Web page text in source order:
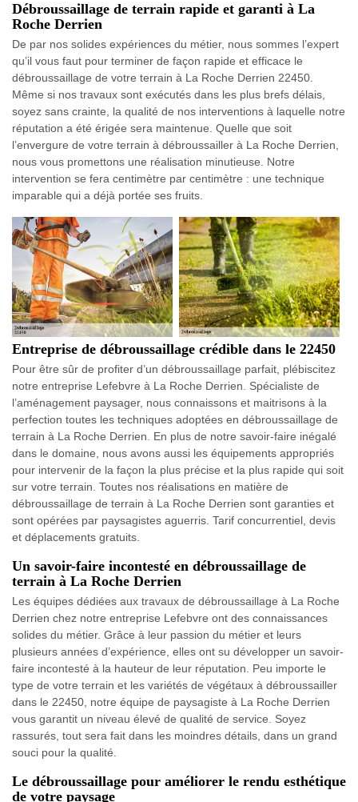
Débroussaillage de terrain rapide et garanti à La
Roche Derrien
De par nos solides expériences du métier, nous sommes l’expert
qu’il vous faut pour terminer de façon rapide et efficace le
débroussaillage de votre terrain à La Roche Derrien 22450.
Même si nos travaux sont exécutés dans les plus brefs délais,
soyez sans crainte, la qualité de nos interventions à laquelle notre
réputation a été érigée sera maintenue. Quelle que soit
l’envergure de votre terrain à débroussailler à La Roche Derrien,
nous vous promettons une réalisation minutieuse. Notre
intervention se fera centimètre par centimètre : une technique
imparable qui a déjà portée ses fruits.
Entreprise de débroussaillage crédible dans le 22450
Pour être sûr de profiter d’un débroussaillage parfait, plébiscitez
notre entreprise Lefebvre à La Roche Derrien. Spécialiste de
l’aménagement paysager, nous connaissons et maitrisons à la
perfection toutes les techniques adoptées en débroussaillage de
terrain à La Roche Derrien. En plus de notre savoir-faire inégalé
dans le domaine, nous avons aussi les équipements appropriés
pour intervenir de la façon la plus précise et la plus rapide qui soit
sur votre terrain. Toutes nos réalisations en matière de
débroussaillage de terrain à La Roche Derrien sont garanties et
sont opérées par paysagistes aguerris. Tarif concurrentiel, devis
et déplacements gratuits.
Un savoir-faire incontesté en débroussaillage de
terrain à La Roche Derrien
Les équipes dédiées aux travaux de débroussaillage à La Roche
Derrien chez notre entreprise Lefebvre ont des connaissances
solides du métier. Grâce à leur passion du métier et leurs
plusieurs années d’expérience, elles ont su développer un savoir-
faire incontesté à la hauteur de leur réputation. Peu importe le
type de votre terrain et les variétés de végétaux à débroussailler
dans le 22450, notre équipe de paysagiste à La Roche Derrien
vous garantit un niveau élevé de qualité de service. Soyez
rassurés, tout sera fait dans les moindres détails, dans un grand
souci pour la qualité.
Le débroussaillage pour améliorer le rendu esthétique
de votre paysage